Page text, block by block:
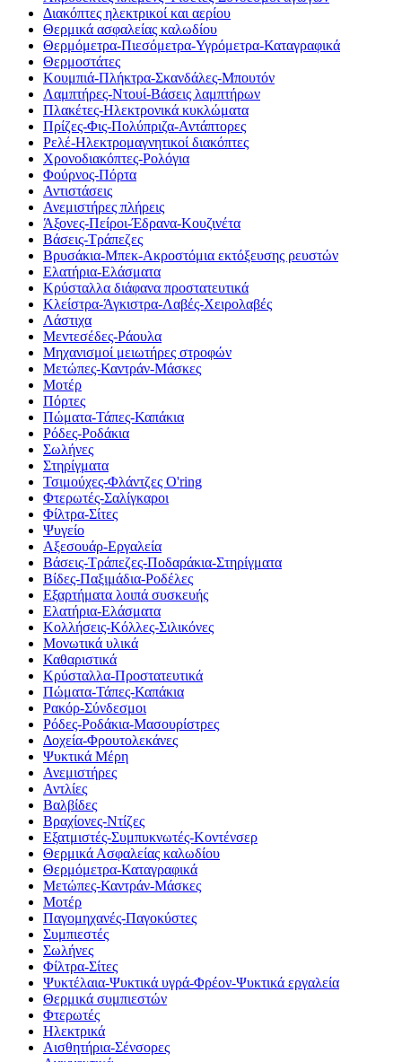
Διακόπτες ηλεκτρικοί και αερίου
Θερμικά ασφαλείας καλωδίου
Θερμόμετρα-Πιεσόμετρα-Υγρόμετρα-Καταγραφικά
Θερμοστάτες
Κουμπιά-Πλήκτρα-Σκανδάλες-Μπουτόν
Λαμπτήρες-Ντουί-Βάσεις λαμπτήρων
Πλακέτες-Ηλεκτρονικά κυκλώματα
Πρίζες-Φις-Πολύπριζα-Αντάπτορες
Ρελέ-Ηλεκτρομαγνητικοί διακόπτες
Χρονοδιακόπτες-Ρολόγια
Φούρνος-Πόρτα
Αντιστάσεις
Ανεμιστήρες πλήρεις
Άξονες-Πείροι-Έδρανα-Κουζινέτα
Βάσεις-Τράπεζες
Βρυσάκια-Μπεκ-Ακροστόμια εκτόξευσης ρευστών
Ελατήρια-Ελάσματα
Κρύσταλλα διάφανα προστατευτικά
Κλείστρα-Άγκιστρα-Λαβές-Χειρολαβές
Λάστιχα
Μεντεσέδες-Ράουλα
Μηχανισμοί μειωτήρες στροφών
Μετώπες-Καντράν-Μάσκες
Μοτέρ
Πόρτες
Πώματα-Τάπες-Καπάκια
Ρόδες-Ροδάκια
Σωλήνες
Στηρίγματα
Τσιμούχες-Φλάντζες O'ring
Φτερωτές-Σαλίγκαροι
Φίλτρα-Σίτες
Ψυγείο
Αξεσουάρ-Εργαλεία
Βάσεις-Τράπεζες-Ποδαράκια-Στηρίγματα
Βίδες-Παξιμάδια-Ροδέλες
Εξαρτήματα λοιπά συσκευής
Ελατήρια-Ελάσματα
Κολλήσεις-Κόλλες-Σιλικόνες
Μονωτικά υλικά
Καθαριστικά
Κρύσταλλα-Προστατευτικά
Πώματα-Τάπες-Καπάκια
Ρακόρ-Σύνδεσμοι
Ρόδες-Ροδάκια-Μασουρίστρες
Δοχεία-Φρουτολεκάνες
Ψυκτικά Μέρη
Ανεμιστήρες
Αντλίες
Βαλβίδες
Βραχίονες-Ντίζες
Εξατμιστές-Συμπυκνωτές-Κοντένσερ
Θερμικά Ασφαλείας καλωδίου
Θερμόμετρα-Καταγραφικά
Μετώπες-Καντράν-Μάσκες
Μοτέρ
Παγομηχανές-Παγοκύστες
Συμπιεστές
Σωλήνες
Φίλτρα-Σίτες
Ψυκτέλαια-Ψυκτικά υγρά-Φρέον-Ψυκτικά εργαλεία
Θερμικά συμπιεστών
Φτερωτές
Ηλεκτρικά
Αισθητήρια-Σένσορες